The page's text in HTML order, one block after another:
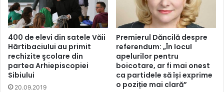
400 de elevi din satele Văii
Hârtibaciului au primit
rechizite şcolare din
partea Arhiepiscopiei
Sibiului
20.09.2019
Premierul Dăncilă despre
referendum: „În locul
apelurilor pentru
boicotare, ar fi mai onest
ca partidele să își exprime
o poziție mai clară”